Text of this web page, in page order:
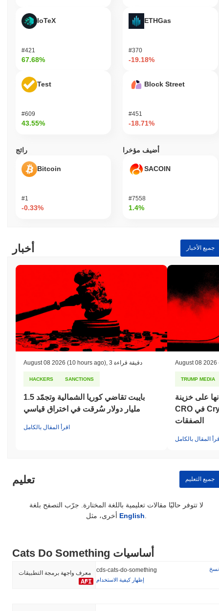
IoTeX
#421
67.68%
Test
#609
43.55%
ETHGas
#370
-19.18%
Block Street
#451
-18.71%
رائج
Bitcoin
#1
-0.33%
أضيف مؤخرا
SACOIN
#7558
1.4%
أخبار جميع الأخبار
August 08 2026 (10 hours ago) 3 دقيقة قراءة
HACKERS SANCTIONS
بايبت تقاضي كوريا الشمالية وتجمّد 1.5
مليار دولار سُرقت في اختراق قياسي
اقرأ المقال بالكامل
August 08 2026
TRUMP MEDIA
على خزينة
CRO في Crypto.com مع تفكك
الصفقات
المقال بالكامل
تعليم جميع التعليم
لا تتوفر حاليًا مقالات تعليمية باللغة المختارة. جرّب التصفح بلغة
English
Cats Do Something أساسيات
معرف واجهة برمجة التطبيقات cds-cats-do-something
نسخ
إظهار كيفية الاستخدام